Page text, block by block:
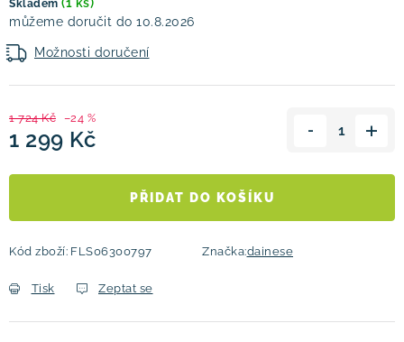
Skladem
10.8.2026
Možnosti doručení
1 724 Kč –24 %
1 299 Kč
PŘIDAT DO KOŠÍKU
Kód zboží: FLS06300797 Značka:dainese
Tisk Zeptat se